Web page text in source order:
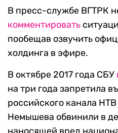
В пресс-службе ВГТРК
комментировать
пообещав озвучить
холдинга в эфире.
В октябре 2017 года СБУ
на три года запретила
российского канала
Немышева обвинили в